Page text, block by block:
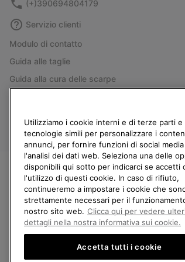
(+)390694804179
Servizio clienti
Modulo di contatto
Guida alle taglie
Guida alla cura delle scarpe
I miei ordini
Spedizione
Pagamento
Domande frequenti
Utilizziamo i cookie interni e di terze parti e
tecnologie simili per personalizzare i
annunci, per fornire funzioni di social
l'analisi dei dati web. Seleziona una delle
disponibili qui sotto per indicarci se accetti
l'utilizzo di questi cookie. In caso di rifiuto,
continueremo a impostare i cookie che
strettamente necessari per il
nostro sito web. Clicca qui per vedere
dettagli nella nostra informativa sui cookie.
Accetta tutti i cookie